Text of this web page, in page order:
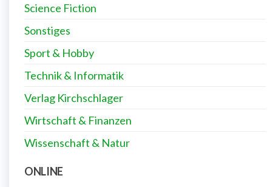
Science Fiction
Sonstiges
Sport & Hobby
Technik & Informatik
Verlag Kirchschlager
Wirtschaft & Finanzen
Wissenschaft & Natur
ONLINE